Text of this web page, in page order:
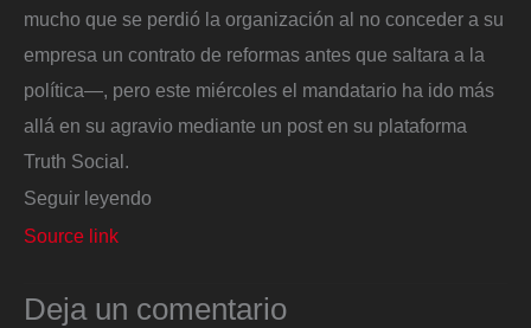
mucho que se perdió la organización al no conceder a su
empresa un contrato de reformas antes que saltara a la
política—, pero este miércoles el mandatario ha ido más
allá en su agravio mediante un post en su plataforma
Truth Social.
Seguir leyendo
Source link
Deja un comentario